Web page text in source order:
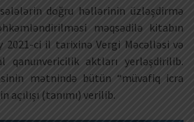
doğru həllərinin üzləşdirmə
məqsədilə kitabın
2021-ci il tarixinə Vergi Məcəlləsi və
qanunvericilik aktları yerləşdirilib.
mətnində bütün “müvafiq icra
(tanımı) verilib.